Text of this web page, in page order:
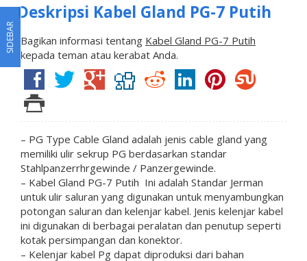
Deskripsi Kabel Gland PG-7 Putih
Bagikan informasi tentang Kabel Gland PG-7 Putih
kepada teman atau kerabat Anda.
– PG Type Cable Gland adalah jenis cable gland yang
memiliki ulir sekrup PG berdasarkan standar
Stahlpanzerrhrgewinde / Panzergewinde.
– Kabel Gland PG-7 Putih Ini adalah Standar Jerman
untuk ulir saluran yang digunakan untuk menyambungkan
potongan saluran dan kelenjar kabel. Jenis kelenjar kabel
ini digunakan di berbagai peralatan dan penutup seperti
kotak persimpangan dan konektor.
– Kelenjar kabel Pg dapat diproduksi dari bahan
SIDEBAR